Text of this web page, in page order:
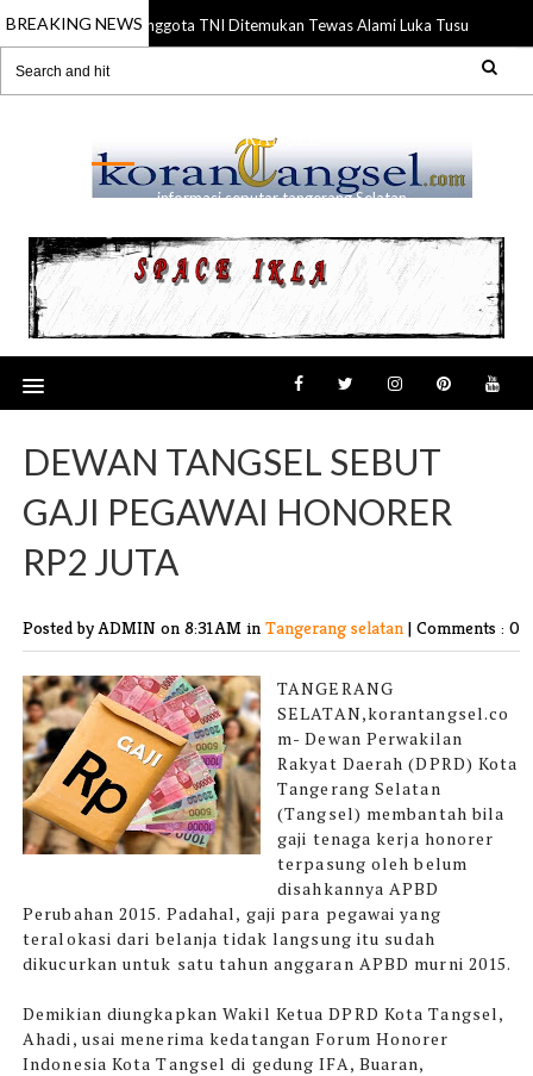
BREAKING NEWS
21 Jul 2026 Anggota TNI Ditemukan Tewas Alami Luka Tusuk di
RANSEL
informasi seputar tangerang Selatan
DEWAN TANGSEL SEBUT
GAJI PEGAWAI HONORER
RP2 JUTA
Posted by ADMIN on 8:31 AM in Tangerang selatan | Comments : 0
TANGERANG
SELATAN,korantangsel.co
m-Dewan Perwakilan
Rakyat Daerah (DPRD) Kota
Tangerang Selatan
(Tangsel) membantah bila
gaji tenaga kerja honorer
terpasung oleh belum
disahkannya APBD
Perubahan 2015. Padahal, gaji para pegawai yang
teralokasi dari belanja tidak langsung itu sudah
dikucurkan untuk satu tahun anggaran APBD murni 2015.
Demikian diungkapkan Wakil Ketua DPRD Kota Tangsel,
Ahadi, usai menerima kedatangan Forum Honorer
Indonesia Kota Tangsel di gedung IFA, Buaran,